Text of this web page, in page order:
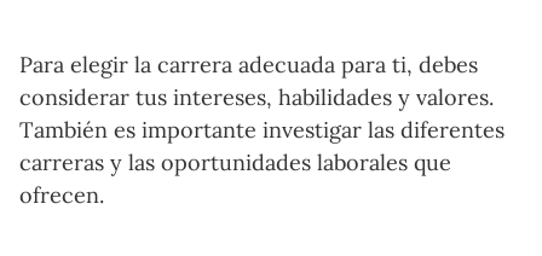
Para elegir la carrera adecuada para ti, debes
considerar tus intereses, habilidades y valores.
También es importante investigar las diferentes
carreras y las oportunidades laborales que
ofrecen.